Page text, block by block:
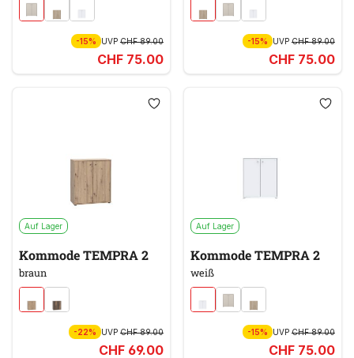
-15% UVP CHF 89.00
CHF 75.00
-15% UVPCHF 89.00
CHF 75.00
Auf Lager
Kommode TEMPRA 2
braun
-22% UVP CHF 89.00
CHF 69.00
Auf Lager
Kommode TEMPRA 2
weiß
-15% UVPCHF 89.00
CHF 75.00